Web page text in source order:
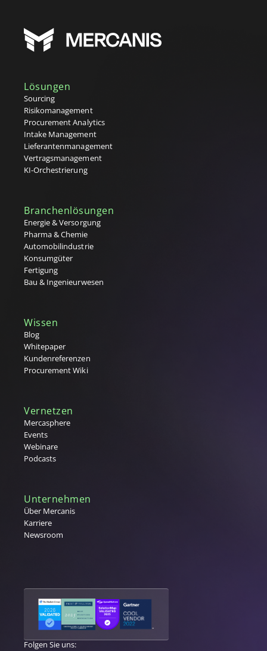
Lösungen
Sourcing
Risikomanagement
Procurement Analytics
Intake Management
Lieferantenmanagement
Vertragsmanagement
KI-Orchestrierung
Branchenlösungen
Energie & Versorgung
Pharma & Chemie
Automobilindustrie
Konsumgüter
Fertigung
Bau & Ingenieurwesen
Wissen
Blog
Whitepaper
Kundenreferenzen
Procurement Wiki
Vernetzen
Mercasphere
Events
Webinare
Podcasts
Unternehmen
Über Mercanis
Karriere
Newsroom
Folgen Sie uns: